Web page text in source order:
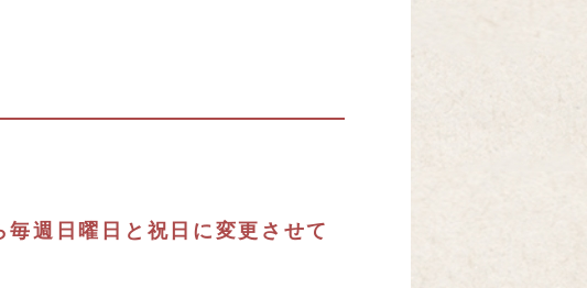
週日曜日と祝日に変更させて